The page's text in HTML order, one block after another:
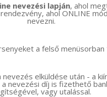
nevezési lapján, ahol
ahol ONLINE
nevezni.
a felső menüsorban
nevezés elküldése után - a
nevezési díj is fizethető
vagy utalással.